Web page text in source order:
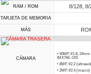
RAM / ROM 8/128, 8/
TARJETA DE MEMORIA
MÁS
CÁMARA TRASERA
CÁMARA
• 50MP, f/1.8,
IMX766, OIS
• 8MP, f/2.2
• 2MP, f/2.4 (macro)